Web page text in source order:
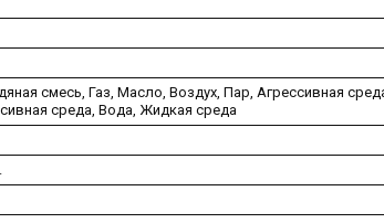
смесь, Газ, Масло, Воздух, Пар, Агрессивная
среда, Вода, Жидкая среда